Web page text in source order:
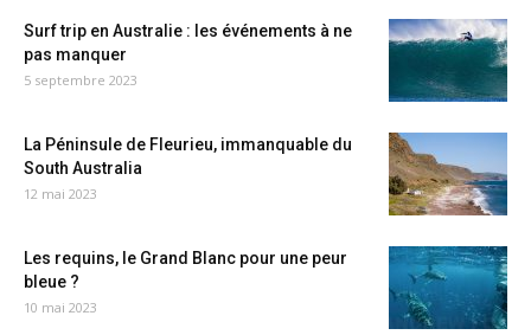
Surf trip en Australie : les événements à ne
pas manquer
5 septembre 2023
La Péninsule de Fleurieu, immanquable du
South Australia
12 mai 2023
Les requins, le Grand Blanc pour une peur
bleue ?
10 mai 2023